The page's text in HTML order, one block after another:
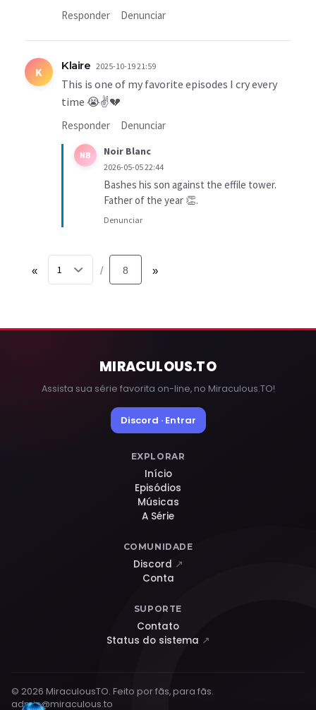
Responder Denunciar
K Klaire 2025-10-19 21:59
This is one of my favorite episodes I cry every
time 😭✌️💔
Responder Denunciar
NB Noir Blanc
2026-05-05 22:44
Bashes his son against the effile tower.
Father of the year 👏.
Denunciar
« / 8 »
MIRACULOUS.TO
Assista sua série favorita on-line, no Miraculous.TO!
Discord · Entrar
EXPLORAR
Início
Episódios
Músicas
A Série
COMUNIDADE
Discord ↗
Conta
SUPORTE
Contato
Status do sistema ↗
© 2026 MiraculousTO. Feito por fãs, para fãs.
admin@miraculous.to